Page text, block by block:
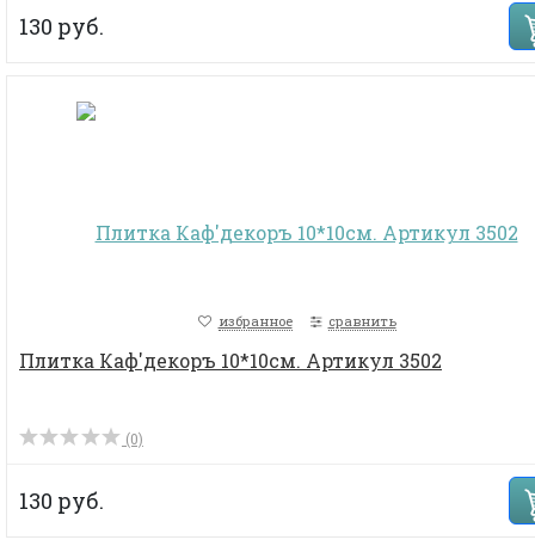
130 руб.
избранное сравнить
Плитка Каф'декоръ 10*10см. Артикул 3502
(0)
130 руб.